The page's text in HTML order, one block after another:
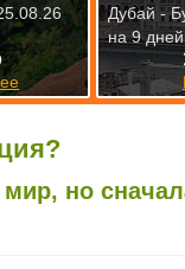
но
Дубай -
на 9 дней